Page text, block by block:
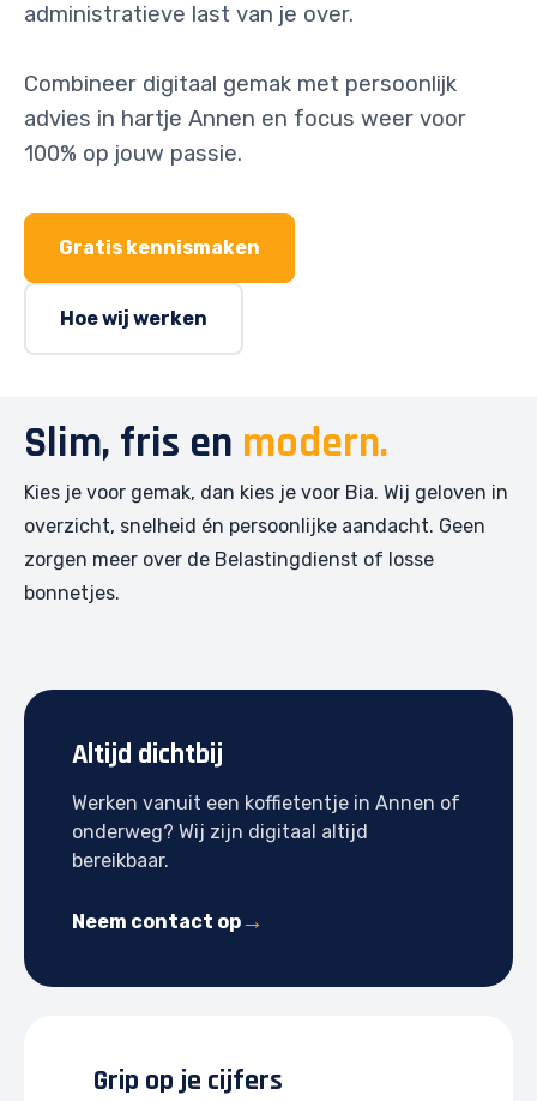
administratieve last van je over.
Combineer digitaal gemak met persoonlijk
advies in hartje Annen en focus weer voor
100% op jouw passie.
Gratis kennismaken
Hoe wij werken
Slim, fris en modern.
Kies je voor gemak, dan kies je voor Bia. Wij geloven in
overzicht, snelheid én persoonlijke aandacht. Geen
zorgen meer over de Belastingdienst of losse
bonnetjes.
Altijd dichtbij
Werken vanuit een koffietentje in Annen of
onderweg? Wij zijn digitaal altijd
bereikbaar.
Neem contact op
Grip op je cijfers